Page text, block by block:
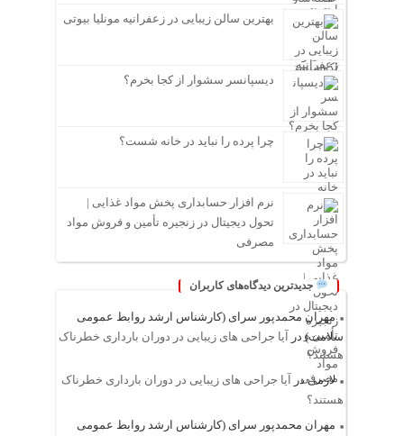
بهترین سالن زیبایی در زعفرانیه مونلیا بیوتی
دیسپانسر سشوار از کجا بخرم؟
چرا پرده را نباید در خانه شست؟
نرم افزار حسابداری پخش مواد غذایی |
تحول دیجیتال در زنجیره تأمین و فروش مواد
مصرفی
جدیدترین دیدگاه‌های کاربران
مهران محمدپور سرای (کارشناس ارشد روابط عمومی
سلامت) در آیا جراحی های زیبایی در دوران بارداری خطرناک
هستند؟
لازمیدر آیا جراحی های زیبایی در دوران بارداری خطرناک
هستند؟
مهران محمدپور سرای (کارشناس ارشد روابط عمومی